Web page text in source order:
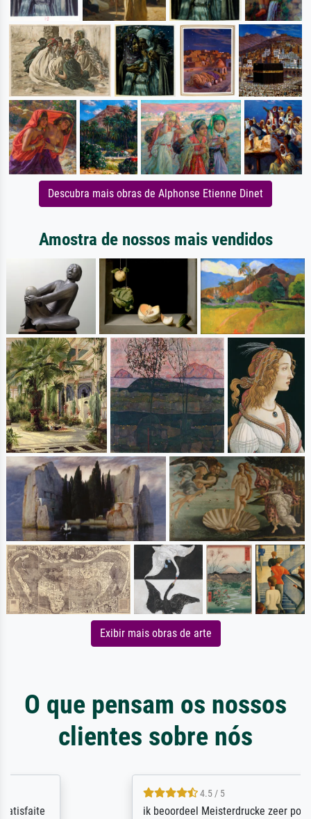
Descubra mais obras de Alphonse Etienne Dinet
Amostra de nossos mais vendidos
Exibir mais obras de arte
O que pensam os nossos
clientes sobre nós
ik beoordeel Meisterdrucke zeer positief.